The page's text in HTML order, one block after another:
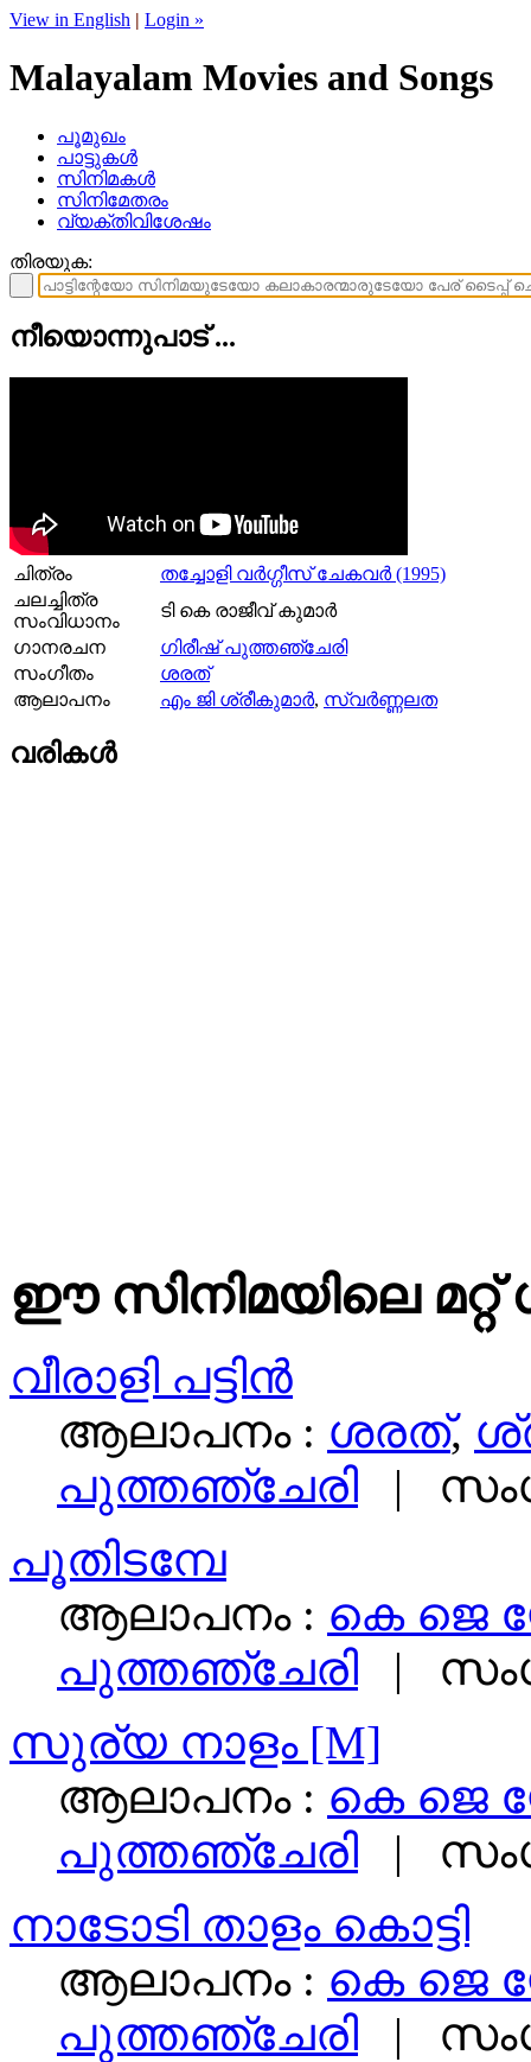
View in English | Login »
Malayalam Movies and Songs
പൂമുഖം
പാട്ടുകള്‍
സിനിമകള്‍
സിനിമേതരം
വ്യക്തിവിശേഷം
തിരയുക:
നീയൊന്നുപാട് ...
ചിത്രം
തച്ചോളി വർഗ്ഗീസ് ചേകവർ (1995)
ചലച്ചിത്ര
സംവിധാനം
ടി കെ രാജീവ് കുമാർ
ഗാനരചന
ഗിരീഷ് പുത്തഞ്ചേരി
സംഗീതം
ശരത്‌
ആലാപനം
എം ജി ശ്രീകുമാർ, സ്വര്‍ണ്ണലത
വരികള്‍
ഈ സിനിമയിലെ
വീരാളി പട്ടിന്‍
ആലാപനം : ശരത്‌,
പുത്തഞ്ചേരി |
പൂതിടമ്പേ
ആലാപനം : കെ ജെ
പുത്തഞ്ചേരി |
സുര്യ നാളം [M]
ആലാപനം : കെ ജെ
പുത്തഞ്ചേരി |
നാടോടി താളം കൊട്ടി
ആലാപനം : കെ ജെ
പുത്തഞ്ചേരി |